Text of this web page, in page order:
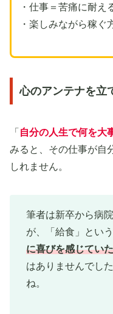
・仕事＝苦痛に耐え
・楽しみながら稼ぐ
心のアンテナを立
「 自分の人生で何を大
みると、その仕事が自
しれません。
筆者は新卒から病
が、「給食」という
に喜びを感じていた
はありませんでし
ね。